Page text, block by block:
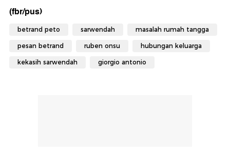
(fbr/pus)
betrand peto sarwendah masalah rumah tangga
pesan betrand ruben onsu hubungan keluarga
kekasih sarwendah giorgio antonio